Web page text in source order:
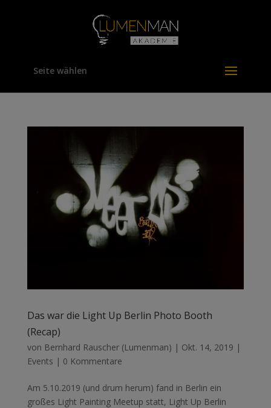
Seite wählen
Das war die Light Up Berlin Photo Booth
(Recap)
von Bernhard Rauscher (Lumenman) | Okt. 14, 2019 |
Events | 0 Kommentare
Am 5.10.2019 (und drum herum) fand in Berlin ein
großes Light Painting Meetup statt, Light Up Berlin